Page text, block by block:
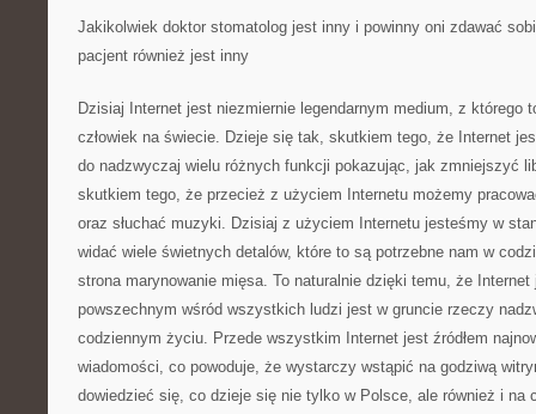
Jakikolwiek doktor stomatolog jest inny i powinny oni zdawać
pacjent również jest inny
Dzisiaj Internet jest niezmiernie legendarnym medium, z którego
człowiek na świecie. Dzieje się tak, skutkiem tego, że Internet
do nadzwyczaj wielu różnych funkcji pokazując, jak zmniejszyć
skutkiem tego, że przecież z użyciem Internetu możemy
oraz słuchać muzyki. Dzisiaj z użyciem Internetu jesteśmy w
widać wiele świetnych detalów, które to są potrzebne nam w
strona marynowanie mięsa. To naturalnie dzięki temu, że
powszechnym wśród wszystkich ludzi jest w gruncie rzeczy
codziennym życiu. Przede wszystkim Internet jest źródłem
wiadomości, co powoduje, że wystarczy wstąpić na godziwą
dowiedzieć się, co dzieje się nie tylko w Polsce, ale również i na